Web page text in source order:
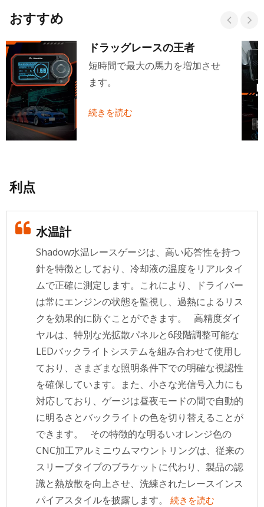
おすすめ
ドラッグレースの王者
短時間で最大の馬力を増加させ
ます。
続きを読む
利点
水温計
Shadow水温レースゲージは、高い応答性を持つ
針を特徴としており、冷却液の温度をリアルタイ
ムで正確に測定します。これにより、ドライバー
は常にエンジンの状態を監視し、過熱によるリス
クを効果的に防ぐことができます。 高精度ダイ
ヤルは、特別な光拡散パネルと6段階調整可能な
LEDバックライトシステムを組み合わせて使用し
ており、さまざまな照明条件下での明確な視認性
を確保しています。また、小さな光信号入力にも
対応しており、ゲージは昼夜モードの間で自動的
に明るさとバックライトの色を切り替えることが
できます。 その特徴的な明るいオレンジ色の
CNC加工アルミニウムマウントリングは、従来の
スリーブタイプのブラケットに代わり、製品の認
識と熱放散を向上させ、洗練されたレースインス
パイアスタイルを披露します。
続きを読む